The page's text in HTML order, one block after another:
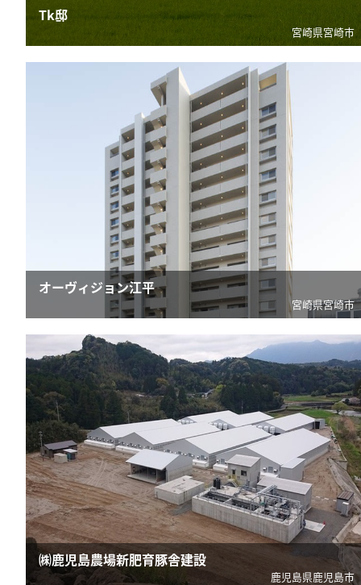
Tk邸
宮崎県宮崎市
オーヴィジョン江平
宮崎県宮崎市
㈱鹿児島農場新肥育豚舎建設
鹿児島県鹿児島市